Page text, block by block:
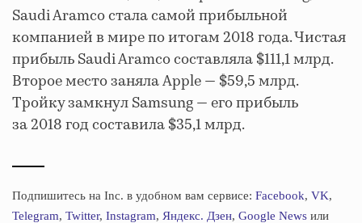
Saudi Aramco стала самой прибыльной
компанией в мире по итогам 2018 года. Чистая
прибыль Saudi Aramco составляла $111,1 млрд.
Второе место заняла Apple — $59,5 млрд.
Тройку замкнул Samsung — его прибыль
за 2018 год составила $35,1 млрд.
Подпишитесь на Inc. в удобном вам сервисе: Facebook, VK,
Telegram, Twitter, Instagram, Яндекс. Дзен, Google News или